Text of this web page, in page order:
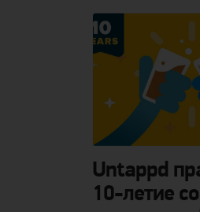
Untappd
10-летие